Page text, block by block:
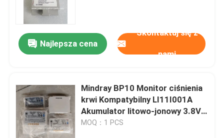
Do domu
Filmy
Najlepsza cena
Skontaktuj się z
nami
Mindray BP10 Monitor ciśnienia
krwi Kompatybilny LI11I001A
Akumulator litowo-jonowy 3.8V
1800mAh.
MOQ：1 PCS